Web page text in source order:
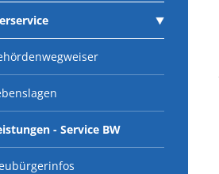
- Service BW